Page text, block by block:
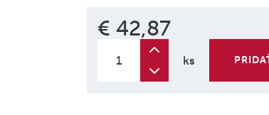
€ 42,87
ks